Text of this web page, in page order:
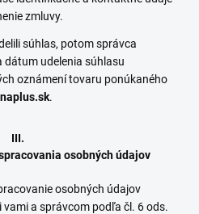
zmluvy.
súhlas, potom správca
dátum udelenia súhlasu
oznámení tovaru ponúkaného
.
III.
osobných údajov
osobných údajov
vami a správcom podľa čl. 6 ods.